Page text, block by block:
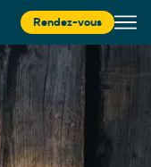
Rendez-vous